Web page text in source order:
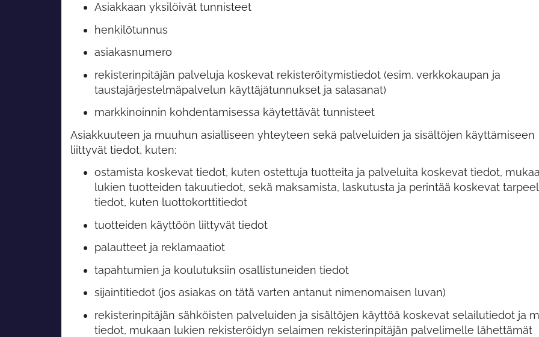
Asiakkaan yksilöivät tunnisteet
henkilötunnus
asiakasnumero
rekisterinpitäjän palveluja koskevat rekisteröitymistiedot (esim. verkkokaupan ja
taustajärjestelmäpalvelun käyttäjätunnukset ja salasanat)
markkinoinnin kohdentamisessa käytettävät tunnisteet
Asiakkuuteen ja muuhun asialliseen yhteyteen sekä palveluiden ja sisältöjen käyttämiseen
liittyvät tiedot, kuten:
ostamista koskevat tiedot, kuten ostettuja tuotteita ja palveluita koskevat tiedot,
lukien tuotteiden takuutiedot, sekä maksamista, laskutusta ja perintää koskevat
tiedot, kuten luottokorttitiedot
tuotteiden käyttöön liittyvät tiedot
palautteet ja reklamaatiot
tapahtumien ja koulutuksiin osallistuneiden tiedot
sijaintitiedot (jos asiakas on tätä varten antanut nimenomaisen luvan)
rekisterinpitäjän sähköisten palveluiden ja sisältöjen käyttöä koskevat selailutiedot ja
tiedot, mukaan lukien rekisteröidyn selaimen rekisterinpitäjän palvelimelle lähettämät